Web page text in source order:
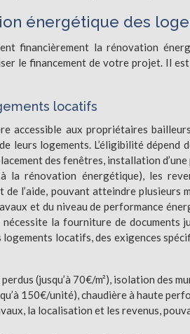
énergétique des
financièrement la rénovation
le financement de votre projet. Il est
locatifs
accessible aux propriétaires
leurs logements. L’éligibilité dépend
des fenêtres, installation
la rénovation énergétique), les
l’aide, pouvant atteindre plusieurs
et du niveau de performance
la fourniture de documents
locatifs, des exigences
(jusqu’à 70€/m²), isolation des
150€/unité), chaudière à haute
la localisation et les revenus,